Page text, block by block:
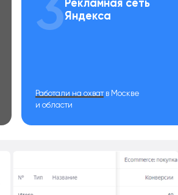
3 Рекламная сеть
Яндекса
Работали на охватв Москве
и области